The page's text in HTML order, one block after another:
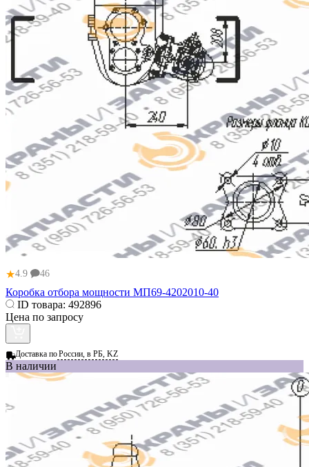
★4.9 46
Коробка отбора мощности МП69-4202010-40
ID товара: 492896
Цена по запросу
Доставка поРоссии, в РБ, KZ
В наличии